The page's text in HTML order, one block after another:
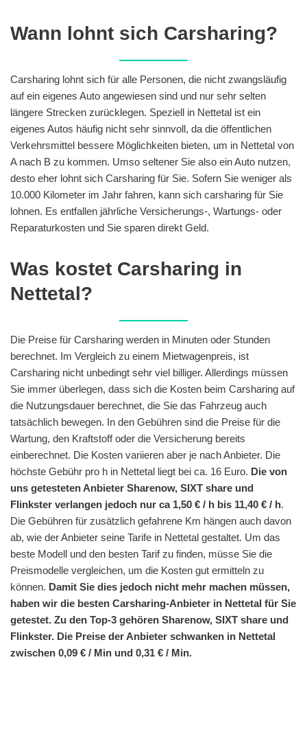
Wann lohnt sich Carsharing?
Carsharing lohnt sich für alle Personen, die nicht zwangsläufig
auf ein eigenes Auto angewiesen sind und nur sehr selten
längere Strecken zurücklegen. Speziell in Nettetal ist ein
eigenes Autos häufig nicht sehr sinnvoll, da die öffentlichen
Verkehrsmittel bessere Möglichkeiten bieten, um in Nettetal von
A nach B zu kommen. Umso seltener Sie also ein Auto nutzen,
desto eher lohnt sich Carsharing für Sie. Sofern Sie weniger als
10.000 Kilometer im Jahr fahren, kann sich carsharing für Sie
lohnen. Es entfallen jährliche Versicherungs-, Wartungs- oder
Reparaturkosten und Sie sparen direkt Geld.
Was kostet Carsharing in
Nettetal?
Die Preise für Carsharing werden in Minuten oder Stunden
berechnet. Im Vergleich zu einem Mietwagenpreis, ist
Carsharing nicht unbedingt sehr viel billiger. Allerdings müssen
Sie immer überlegen, dass sich die Kosten beim Carsharing auf
die Nutzungsdauer berechnet, die Sie das Fahrzeug auch
tatsächlich bewegen. In den Gebühren sind die Preise für die
Wartung, den Kraftstoff oder die Versicherung bereits
einberechnet. Die Kosten variieren aber je nach Anbieter. Die
höchste Gebühr pro h in Nettetal liegt bei ca. 16 Euro. Die von
uns getesteten Anbieter Sharenow, SIXT share und
Flinkster verlangen jedoch nur ca 1,50 € / h bis 11,40 € / h.
Die Gebühren für zusätzlich gefahrene Km hängen auch davon
ab, wie der Anbieter seine Tarife in Nettetal gestaltet. Um das
beste Modell und den besten Tarif zu finden, müsse Sie die
Preismodelle vergleichen, um die Kosten gut ermitteln zu
können. Damit Sie dies jedoch nicht mehr machen müssen,
haben wir die besten Carsharing-Anbieter in Nettetal für Sie
getestet. Zu den Top-3 gehören Sharenow, SIXT share und
Flinkster. Die Preise der Anbieter schwanken in Nettetal
zwischen 0,09 € / Min und 0,31 € / Min.